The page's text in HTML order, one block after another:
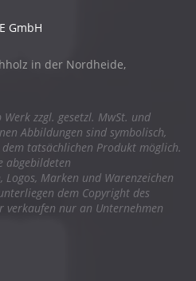
GmbH
in der Nordheide,
zzgl. gesetzl. MwSt. und
Abbildungen sind symbolisch,
tatsächlichen Produkt möglich.
abgebildeten
Logos, Marken und Warenzeichen
dem Copyright des
verkaufen nur an Unternehmen